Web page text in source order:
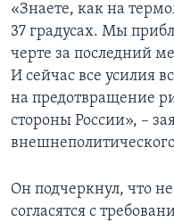
«Знаете, как на
37 градусах. Мы
черте за последний
И сейчас все усилия
на предотвращение
стороны России», –
Он подчеркнул, что
согласятся с